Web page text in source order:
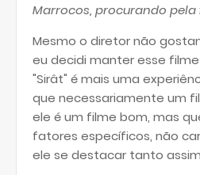
Marrocos, procurando
Mesmo o diretor não
eu decidi manter esse filme
"Sirât" é mais uma
que necessariamente um
ele é um filme bom, mas
fatores específicos, não
ele se destacar tanto